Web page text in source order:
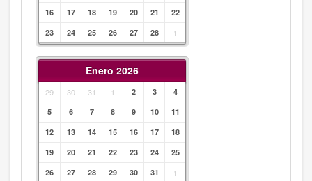
16
17 18 19 20 21
22
23
24 25 26 27 28 1
Enero 2026
29 30 31 1 2 3
4
5
6 7 8 9 10
11
12
13 14 15 16 17
18
19
20 21 22 23 24
25
26
27 28 29 30 31 1